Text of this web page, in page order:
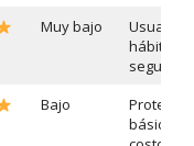
Muy bajo
Usuarios
hábitos
seguros
Bajo
básica